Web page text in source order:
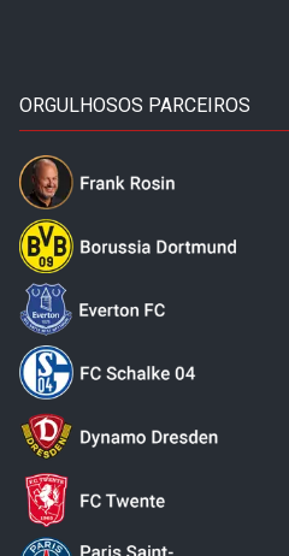
ORGULHOSOS PARCEIROS